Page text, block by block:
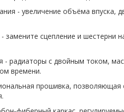
- увеличение объёма впуска,
замените сцепление и шестерни
- радиаторы с двойным током,
времени.
прошивка, позволяющая